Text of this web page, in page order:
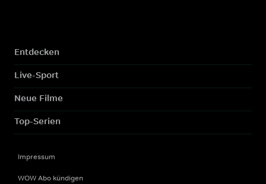
Entdecken
Live-Sport
Neue Filme
Top-Serien
Impressum
WOW Abo kündigen